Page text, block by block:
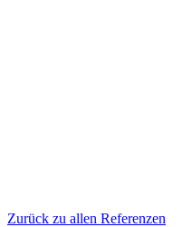
Zurück zu allen Referenzen